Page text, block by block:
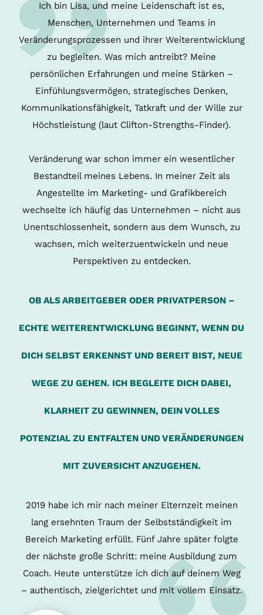
Ich bin Lisa, und meine Leidenschaft ist es,
Menschen, Unternehmen und Teams in
Veränderungsprozessen und ihrer Weiterentwicklung
zu begleiten. Was mich antreibt? Meine
persönlichen Erfahrungen und meine Stärken –
Einfühlungsvermögen, strategisches Denken,
Kommunikationsfähigkeit, Tatkraft und der Wille zur
Höchstleistung (laut Clifton-Strengths-Finder).
Veränderung war schon immer ein wesentlicher
Bestandteil meines Lebens. In meiner Zeit als
Angestellte im Marketing- und Grafikbereich
wechselte ich häufig das Unternehmen – nicht aus
Unentschlossenheit, sondern aus dem Wunsch, zu
wachsen, mich weiterzuentwickeln und neue
Perspektiven zu entdecken.
OB ALS ARBEITGEBER ODER PRIVATPERSON –
ECHTE WEITERENTWICKLUNG BEGINNT, WENN DU
DICH SELBST ERKENNST UND BEREIT BIST, NEUE
WEGE ZU GEHEN. ICH BEGLEITE DICH DABEI,
KLARHEIT ZU GEWINNEN, DEIN VOLLES
POTENZIAL ZU ENTFALTEN UND VERÄNDERUNGEN
MIT ZUVERSICHT ANZUGEHEN.
2019 habe ich mir nach meiner Elternzeit meinen
lang ersehnten Traum der Selbstständigkeit im
Bereich Marketing erfüllt. Fünf Jahre später folgte
der nächste große Schritt: meine Ausbildung zum
Coach. Heute unterstütze ich dich auf deinem Weg
– authentisch, zielgerichtet und mit vollem Einsatz.